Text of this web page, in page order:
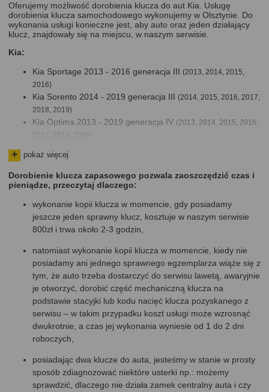
Oferujemy możliwość dorobienia klucza do aut Kia. Usługę
dorobienia klucza samochodowego wykonujemy w Olsztynie. Do
wykonania usługi konieczne jest, aby auto oraz jeden działający
klucz, znajdowały się na miejscu, w naszym serwisie.
Kia:
Kia Sportage 2013 - 2016 generacja III (2013, 2014, 2015,
2016)
Kia Sorento 2014 - 2019 generacja III (2014, 2015, 2016, 2017,
2018, 2019)
Kia Optima 2013 - 2019 generacja IV (2013, 2014, 2015, 2016,
2017, 2018, 2019)
2016, 2017, 2018)
Kia Pro Ceed 2012 - 2018 generacja II(2012, 2013, 2014,
2015, 2016, 2017, 2018)
2018)
Kia Carens 2013 - 2019 generacja IV
(2013, 2014, 2015, 2016,
Kia Niro 2016 - 2019 generacja I (2016, 2017, 2018, 2019)
Kia Picanto 2013 - 2020 generacja II, III(2013, 2014, 2015,
2016, 2017, 2018, 2019, 2020)
Kia Venga 2015 - 2019 generacja I po lifcie(2015, 2016, 2017,
2018, 2019)
Kia Stonic 2017 - 2020 generacja I (2017, 2018, 2019, 2020)
Kia Rio 2014 - 2020 generacja III, IV(2014, 2015, 2016, 2017,
2018, 2019, 2020)
pokaż więcej
Dorobienie klucza zapasowego pozwala zaoszczędzić czas i
pieniądze, przeczytaj dlaczego:
wykonanie kopii klucza w momencie, gdy posiadamy
jeszcze jeden sprawny klucz, kosztuje w naszym serwisie
800zł i trwa około 2-3 godzin,
natomiast wykonanie kopii klucza w momencie, kiedy nie
posiadamy ani jednego sprawnego egzemplarza wiąże się z
tym, że auto trzeba dostarczyć do serwisu lawetą, awaryjnie
je otworzyć, dorobić część mechaniczną klucza na
podstawie stacyjki lub kodu nacięć klucza pozyskanego z
serwisu – w takim przypadku koszt usługi może wzrosnąć
dwukrotnie, a czas jej wykonania wyniesie od 1 do 2 dni
roboczych,
posiadając dwa klucze do auta, jesteśmy w stanie w prosty
sposób zdiagnozować niektóre usterki np.: możemy
sprawdzić, dlaczego nie działa zamek centralny auta i czy